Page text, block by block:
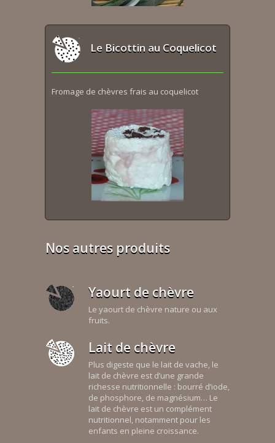
Le Bicottin au Coquelicot
Fromage de chèvres frais au coquelicot
Nos autres produits
Yaourt de chèvre
Le yaourt de chèvre nature ou aux
fruits.
Lait de chèvre
Plus digeste que le lait de vache, le
lait de chèvre est d’une grande
richesse nutritionnelle : bourré d’iode,
de phosphore, de magnésium… Le
lait de chèvre est un complément
nutritionnel, notamment pour les
enfants en pleine croissance.